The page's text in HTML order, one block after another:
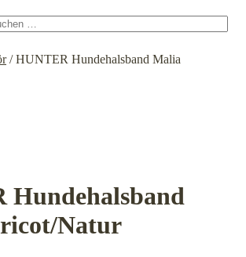
/HUNTER Hundehalsband Malia
Hundehalsband
Natur